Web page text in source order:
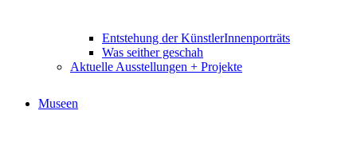
Entstehung der KünstlerInnenporträts
Was seither geschah
Aktuelle Ausstellungen + Projekte
Museen